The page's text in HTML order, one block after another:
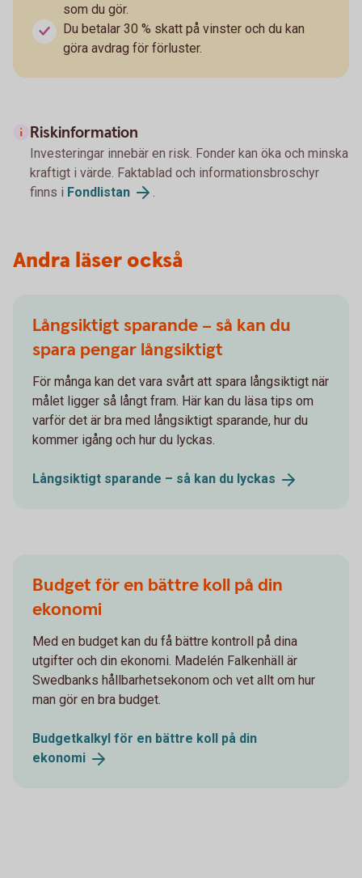
som du gör.
Du betalar 30 % skatt på vinster och du kan
göra avdrag för förluster.
Riskinformation
Investeringar innebär en risk. Fonder kan öka och minska
kraftigt i värde. Faktablad och informationsbroschyr
finns i Fondlistan
Andra läser också
Långsiktigt sparande – så kan du
spara pengar långsiktigt
För många kan det vara svårt att spara långsiktigt när
målet ligger så långt fram. Här kan du läsa tips om
varför det är bra med långsiktigt sparande, hur du
kommer igång och hur du lyckas.
Långsiktigt sparande – så kan du lyckas
Budget för en bättre koll på din
ekonomi
Med en budget kan du få bättre kontroll på dina
utgifter och din ekonomi. Madelén Falkenhäll är
Swedbanks hållbarhetsekonom och vet allt om hur
man gör en bra budget.
Budgetkalkyl för en bättre koll på din
ekonomi